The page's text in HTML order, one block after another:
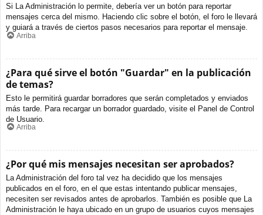
Si La Administración lo permite, debería ver un botón para reportar
mensajes cerca del mismo. Haciendo clic sobre el botón, el foro le llevará
y guiará a través de ciertos pasos necesarios para reportar el mensaje.
Arriba
¿Para qué sirve el botón "Guardar" en la publicación
de temas?
Esto le permitirá guardar borradores que serán completados y enviados
más tarde. Para recargar un borrador guardado, visite el Panel de Control
de Usuario.
Arriba
¿Por qué mis mensajes necesitan ser aprobados?
La Administración del foro tal vez ha decidido que los mensajes
publicados en el foro, en el que estas intentando publicar mensajes,
necesiten ser revisados antes de aprobarlos. También es posible que La
Administración le haya ubicado en un grupo de usuarios cuyos mensajes